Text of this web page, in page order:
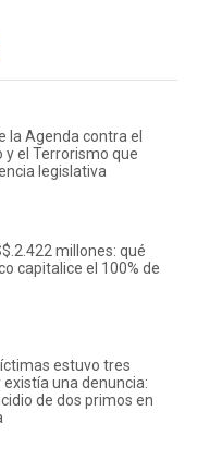
la Agenda contra el
y el Terrorismo que
legislativa
millones: qué
capitalice el 100% de
estuvo tres
una denuncia:
de dos primos en